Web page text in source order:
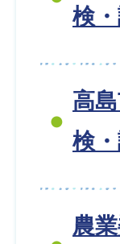
検
高
検
農